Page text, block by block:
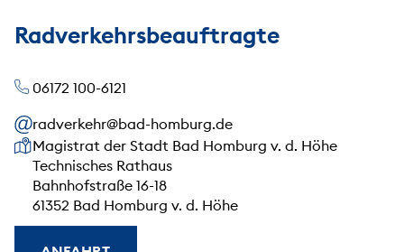
Radverkehrsbeauftragte
06172 100-6121
radverkehr@bad-homburg.de
Unsere Anschrift
Magistrat der Stadt Bad Homburg v. d. Höhe
Technisches Rathaus
Bahnhofstraße 16-18
61352 Bad Homburg v. d. Höhe